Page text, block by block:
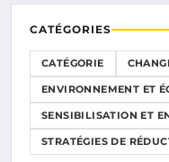
CATÉGORIES
CATÉGORIE
ENVIRONNEMENT ET
SENSIBILISATION ET
STRATÉGIES DE